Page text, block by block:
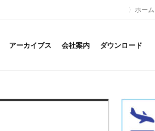
ホーム
アーカイブス 会社案内 ダウンロード